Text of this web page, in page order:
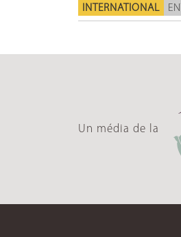
INTERNATIONAL
Un média de la